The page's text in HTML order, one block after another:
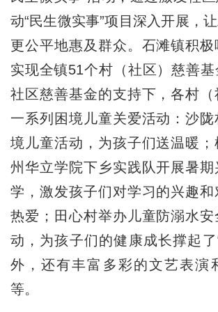
动“民生微实事”项目深入开展，
更公平地惠及群众。石滩镇积
实现全镇51个村（社区）慈善
社区慈善基金的支持下，各村（
一系列困境儿童关爱活动：沙陇
境儿童活动，为孩子们送温暖
州华立学院下乡实践队开展暑
学，激发孩子们对学习的兴趣
热爱；田心村举办儿童防溺水
动，为孩子们的健康成长撑起了
外，还有丰富多彩的文艺表演
等。